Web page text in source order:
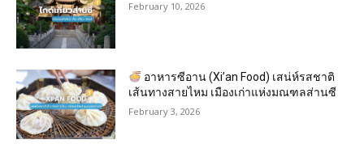
February 10, 2026
อาหารซีอาน (Xi’an Food) เสน่ห์รสชาติ
เส้นทางสายไหม เมืองเก่าแห่งมณฑลส่านซี
February 3, 2026